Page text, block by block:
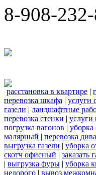
8-908-
расстановка в квартире |
перевозка шкафа | услуги
газели | ландшафтные
перевозка стенки | услуги
погрузка вагонов | уборка
малярный | перевозка
выгрузка газели | уборка
скотч офисный | заказать
| выгрузка фуры | уборка
недорого | вывоз